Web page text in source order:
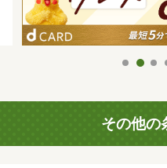
その他の